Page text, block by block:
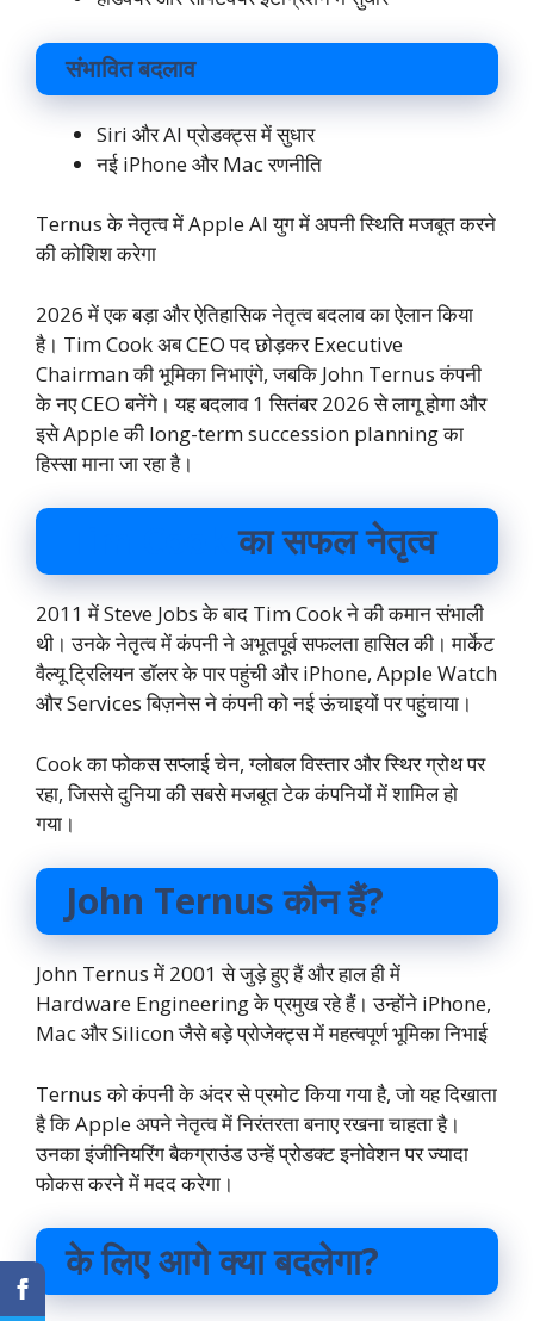
संभावित बदलाव
Siri और AI प्रोडक्ट्स में सुधार
नई iPhone और Mac रणनीति
Ternus के नेतृत्व में Apple AI युग में अपनी स्थिति मजबूत करने
की कोशिश करेगा
2026 में एक बड़ा और ऐतिहासिक नेतृत्व बदलाव का ऐलान किया
है। Tim Cook अब CEO पद छोड़कर Executive
Chairman की भूमिका निभाएंगे, जबकि John Ternus कंपनी
के नए CEO बनेंगे। यह बदलाव 1 सितंबर 2026 से लागू होगा और
इसे Apple की long-term succession planning का
हिस्सा माना जा रहा है।
Tim Cookका सफल नेतृत्व
2011 में Steve Jobs के बाद Tim Cook ने की कमान संभाली
थी। उनके नेतृत्व में कंपनी ने अभूतपूर्व सफलता हासिल की। मार्केट
वैल्यू ट्रिलियन डॉलर के पार पहुंची और iPhone, Apple Watch
और Services बिज़नेस ने कंपनी को नई ऊंचाइयों पर पहुंचाया।
Cook का फोकस सप्लाई चेन, ग्लोबल विस्तार और स्थिर ग्रोथ पर
रहा, जिससे दुनिया की सबसे मजबूत टेक कंपनियों में शामिल हो
गया।
John Ternus कौन हैं?
John Ternus में 2001 से जुड़े हुए हैं और हाल ही में
Hardware Engineering के प्रमुख रहे हैं। उन्होंने iPhone,
Mac और Silicon जैसे बड़े प्रोजेक्ट्स में महत्वपूर्ण भूमिका निभाई
Ternus को कंपनी के अंदर से प्रमोट किया गया है, जो यह दिखाता
है कि Apple अपने नेतृत्व में निरंतरता बनाए रखना चाहता है।
उनका इंजीनियरिंग बैकग्राउंड उन्हें प्रोडक्ट इनोवेशन पर ज्यादा
फोकस करने में मदद करेगा।
के लिए आगे क्या बदलेगा?